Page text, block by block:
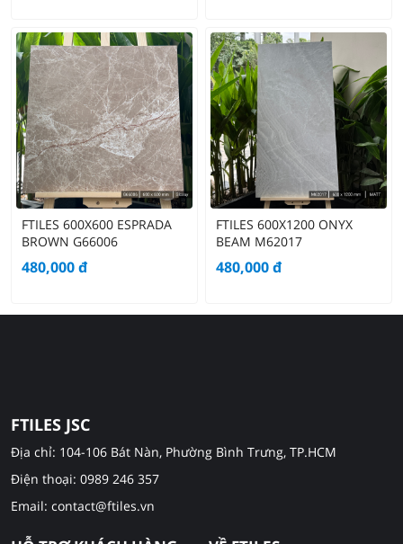
FTILES 600X600 ESPRADA
BROWN G66006
480,000đ
FTILES 600X1200 ONYX
BEAM M62017
480,000đ
FTILES JSC
Địa chỉ: 104-106 Bát Nàn, Phường Bình Trưng, TP.HCM
Điện thoại: 0989 246 357
Email: contact@ftiles.vn